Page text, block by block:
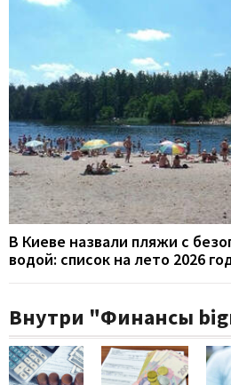
В Киеве назвали пляжи с
водой: список на лето 2026
Внутри "Финансы